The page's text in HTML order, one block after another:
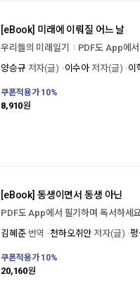
[eBook] 미래에 이뤄질 어느 날
우리들의 미래일기
PDF도 App에서
양승규 저자(글) 이수아 저자(글) 이
쿠폰적용가10%
8,910원
[eBook] 동생이면서 동생 아닌
PDF도 App에서 필기하며 독서하세
김혜준 번역 천하오취안 저자(글)
쿠폰적용가10%
20,160원